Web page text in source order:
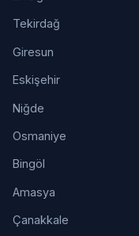
Tekirdağ
Giresun
Eskişehir
Niğde
Osmaniye
Bingöl
Amasya
Çanakkale